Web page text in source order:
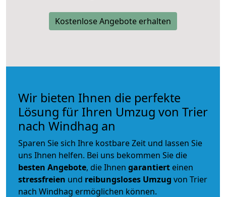
Kostenlose Angebote erhalten
Wir bieten Ihnen die perfekte
Lösung für Ihren Umzug von Trier
nach Windhag an
Sparen Sie sich Ihre kostbare Zeit und lassen Sie
uns Ihnen helfen. Bei uns bekommen Sie die
besten Angebote, die Ihnen garantiert einen
stressfreien und reibungsloses Umzug von Trier
nach Windhag ermöglichen können.